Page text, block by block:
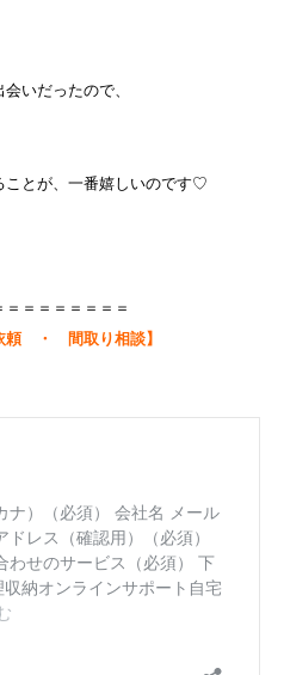
いだったので、
ことが、一番嬉しいのです♡
＝＝＝＝＝＝＝
頼 ・ 間取り相談】